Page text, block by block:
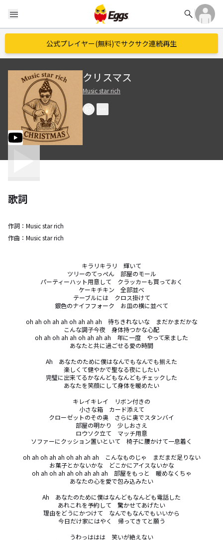
menu search
公式プレイヤー(無料)でサクサク連続再生
クリスマス
Music star rich
歌詞
作詞： Music star rich
作曲： Music star rich
キラリキラリ　輝いて
ツリーのてっぺん　部屋のモール
パーティーハット用意して　クラッカーも買っておく
ケーキチキン　全部並べ
テーブルには　クロス掛けて
銀色のナイフフォーク　お皿の横に並べて
oh ah oh ah ah oh ah ah ah　待ちきれないな　まだかまだかな
こんな調子今夜　身体持つかな心配
oh ah oh ah ah oh ah ah ah　年に一度　やって来ました
あなたと共に過ごせる愛の時間
Ah　あなたのために僕はなんでもなんでも揃えた
楽しくて健やかで聖なる夜にしたい
完璧に出来てるかなんどもなんどもチェックした
あなたを笑顔にして身体を暖めたい
キレイキレイ　リボン付きの
小さな箱　カード添えて
クローゼットのその奥　さらに奥でスタンバイ
部屋の明かり　少しおさえ
ロウソク立て　マッチ用意
ソファーにクッション置いといて　椅子に腰かけて一息着く
oh ah oh ah ah oh ah ah ah　こんなものじゃ　まだまだ足りない
お菓子とかないかな　どこかにアイスないかな
oh ah oh ah ah oh ah ah ah　部屋をもっと　暖めなくちゃ
あなたの心を愛で包み込みたい
Ah　あなたのために僕はなんどもなんども電話した
あれこれを予約して　驚かせてあげたい
理由をどうにかつけて　なんでもなんでもいいから
今日だけ家にはやく　帰ってきてと願う
うわっははは　笑いが絶えない